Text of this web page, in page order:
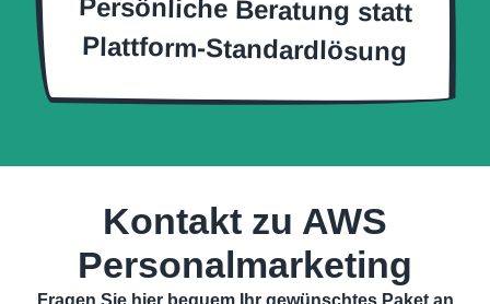
Persönliche Beratung statt
Plattform-Standardlösung
Kontakt zu AWS
Personal­marketing